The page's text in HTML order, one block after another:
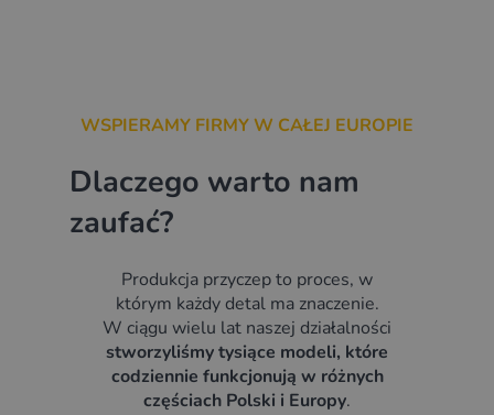
WSPIERAMY FIRMY W CAŁEJ EUROPIE
Dlaczego warto nam
zaufać?
Produkcja przyczep to proces, w
którym każdy detal ma znaczenie.
W ciągu wielu lat naszej działalności
stworzyliśmy tysiące modeli, które
codziennie funkcjonują w różnych
częściach Polski i Europy.